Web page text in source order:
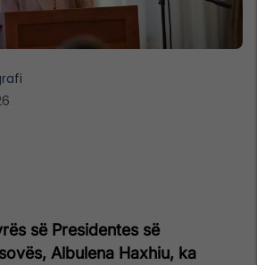
së Presidentes së
Albulena Haxhiu, ka